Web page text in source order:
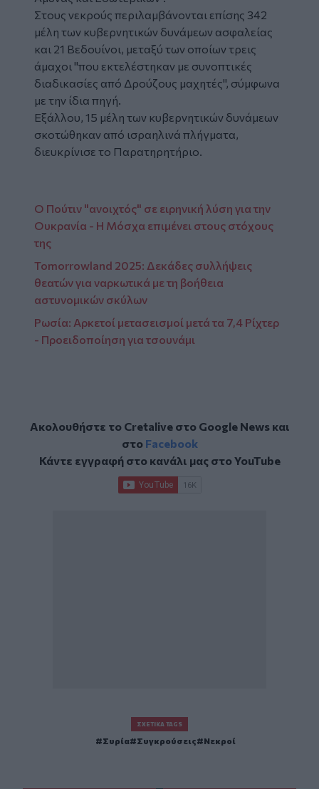
Στους νεκρούς περιλαμβάνονται επίσης 342
μέλη των κυβερνητικών δυνάμεων ασφαλείας
και 21 Βεδουίνοι, μεταξύ των οποίων τρεις
άμαχοι "που εκτελέστηκαν με συνοπτικές
διαδικασίες από Δρούζους μαχητές", σύμφωνα
με την ίδια πηγή.
Εξάλλου, 15 μέλη των κυβερνητικών δυνάμεων
σκοτώθηκαν από ισραηλινά πλήγματα,
διευκρίνισε το Παρατηρητήριο.
Ο Πούτιν "ανοιχτός" σε ειρηνική λύση για την
Ουκρανία - Η Μόσχα επιμένει στους στόχους
της
Tomorrowland 2025: Δεκάδες συλλήψεις
θεατών για ναρκωτικά με τη βοήθεια
αστυνομικών σκύλων
Ρωσία: Αρκετοί μετασεισμοί μετά τα 7,4 Ρίχτερ
- Προειδοποίηση για τσουνάμι
Ακολουθήστε το Cretalive στο Google Newsκαι
στο Facebook
Κάντε εγγραφή στο κανάλι μας στοYouTube
ΣΧΕΤΙΚΆ TAGS
Συρία Συγκρούσεις Νεκροί